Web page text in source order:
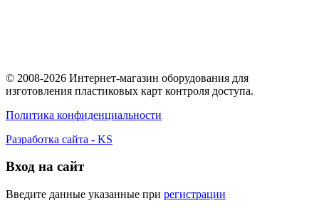
© 2008-2026 Интернет-магазин оборудования для
изготовления пластиковых карт контроля доступа.
Политика конфиденциальности
Разработка сайта - KS
Вход на сайт
Введите данные указанные при регистрации